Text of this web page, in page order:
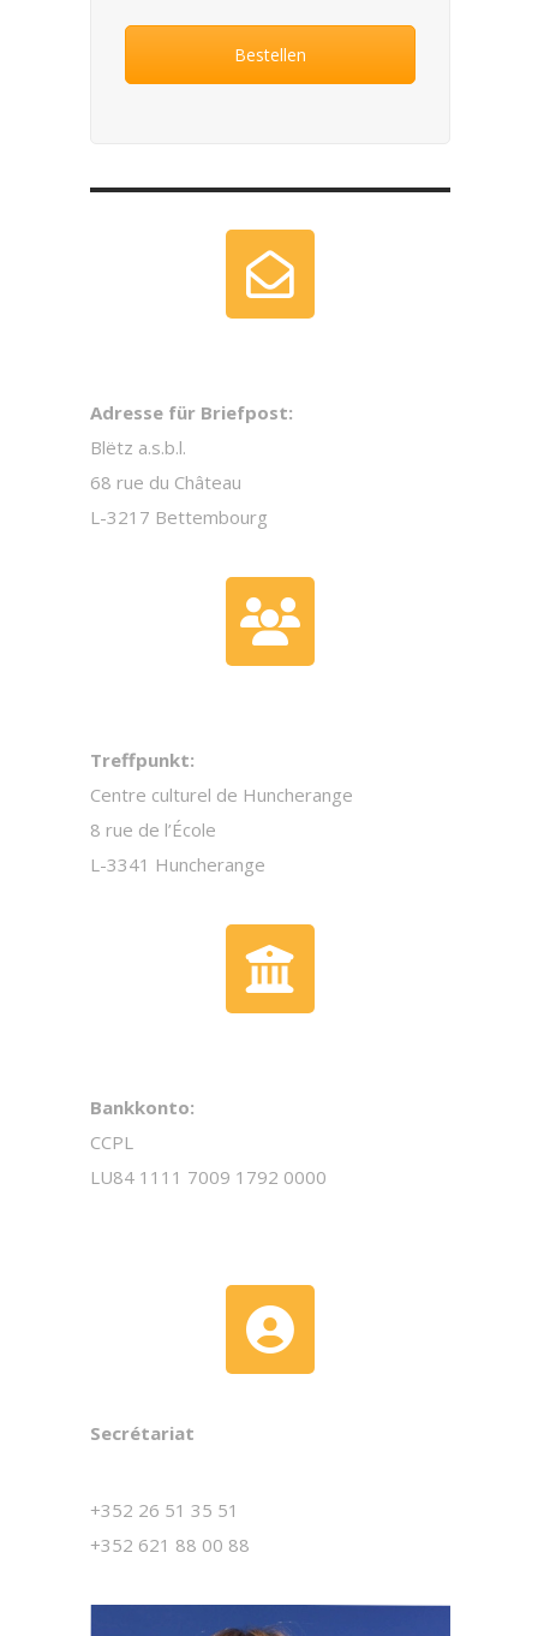
Bestellen
Adresse für Briefpost:
Blëtz a.s.b.l.
68 rue du Château
L-3217 Bettembourg
Treffpunkt:
Centre culturel de Huncherange
8 rue de l’École
L-3341 Huncherange
Bankkonto:
CCPL
LU84 1111 7009 1792 0000
Secrétariat
+352 26 51 35 51
+352 621 88 00 88